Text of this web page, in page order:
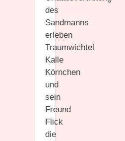
des
Sandmanns
erleben
Traumwichtel
Kalle
Körnchen
und
sein
Freund
Flick
die